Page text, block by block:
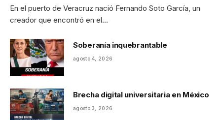
En el puerto de Veracruz nació Fernando Soto García, un
creador que encontró en el…
Soberanía inquebrantable
agosto 4, 2026
Brecha digital universitaria en México
agosto 3, 2026